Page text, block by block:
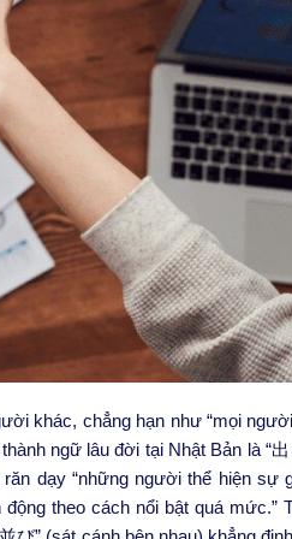
khác, chẳng hạn như “mọi
ngữ lâu đời tại Nhật Bản là “
dạy “những người thể hiện sự
theo cách nổi bật quá mức.”